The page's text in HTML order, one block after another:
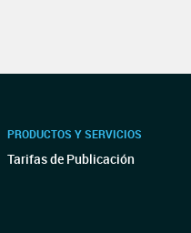
PRODUCTOS Y SERVICIOS
Tarifas de Publicación